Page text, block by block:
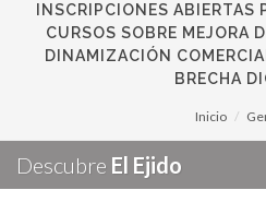
INSCRIPCIONES ABIERTAS
CURSOS SOBRE MEJORA
DINAMIZACIÓN
BRECHA
Inicio
Descubre El Ejido